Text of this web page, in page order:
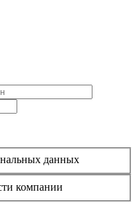
данных
компании